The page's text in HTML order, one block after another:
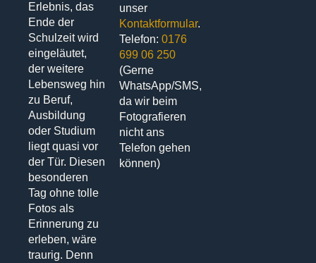
Erlebnis, das
Ende der
Schulzeit wird
eingeläutet,
der weitere
Lebensweg hin
zu Beruf,
Ausbildung
oder Studium
liegt quasi vor
der Tür. Diesen
besonderen
Tag ohne tolle
Fotos als
Erinnerung zu
erleben, wäre
traurig. Denn
unser
Kontaktformular.
Telefon:0176
699 06 250
(Gerne
WhatsApp/SMS,
da wir beim
Fotografieren
nicht ans
Telefon gehen
können)